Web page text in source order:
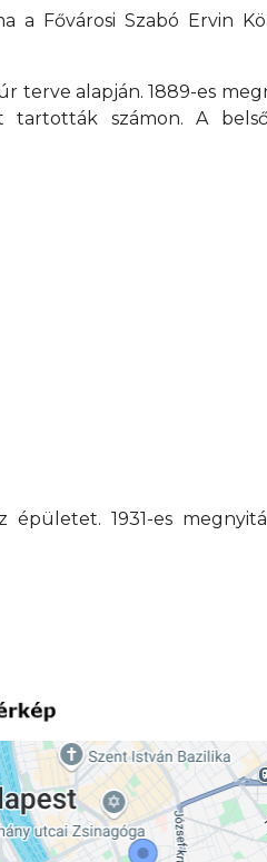
a Fővárosi Szabó Ervin
terve alapján. 1889-es
tartották számon. A
épületet. 1931-es